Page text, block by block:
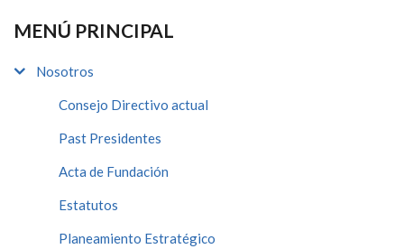
MENÚ PRINCIPAL
Nosotros
Consejo Directivo actual
Past Presidentes
Acta de Fundación
Estatutos
Planeamiento Estratégico